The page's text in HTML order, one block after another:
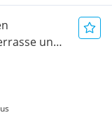
und